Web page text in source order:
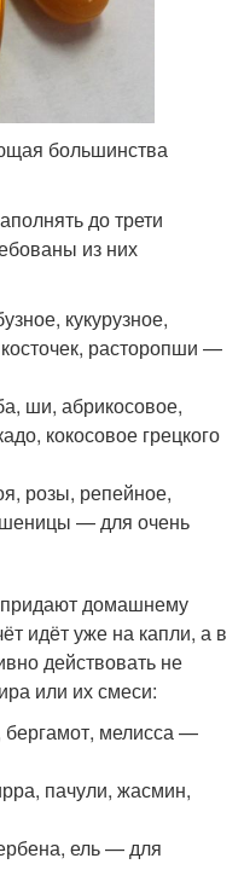
большинства
до трети
из них
кукурузное,
расторопши —
ши, абрикосовое,
кокосовое грецкого
розы, репейное,
— для очень
домашнему
идёт уже на капли, а в
действовать не
или их смеси:
мелисса —
пачули, жасмин,
ель — для